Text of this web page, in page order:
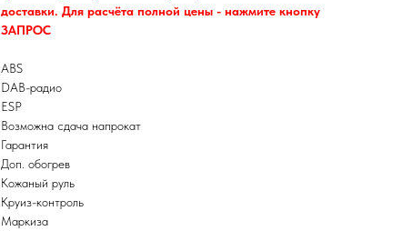
доставки. Для расчёта полной цены - нажмите кнопку
ЗАПРОС
ABS
DAB-радио
ESP
Возможна сдача напрокат
Гарантия
Доп. обогрев
Кожаный руль
Круиз-контроль
Маркиза